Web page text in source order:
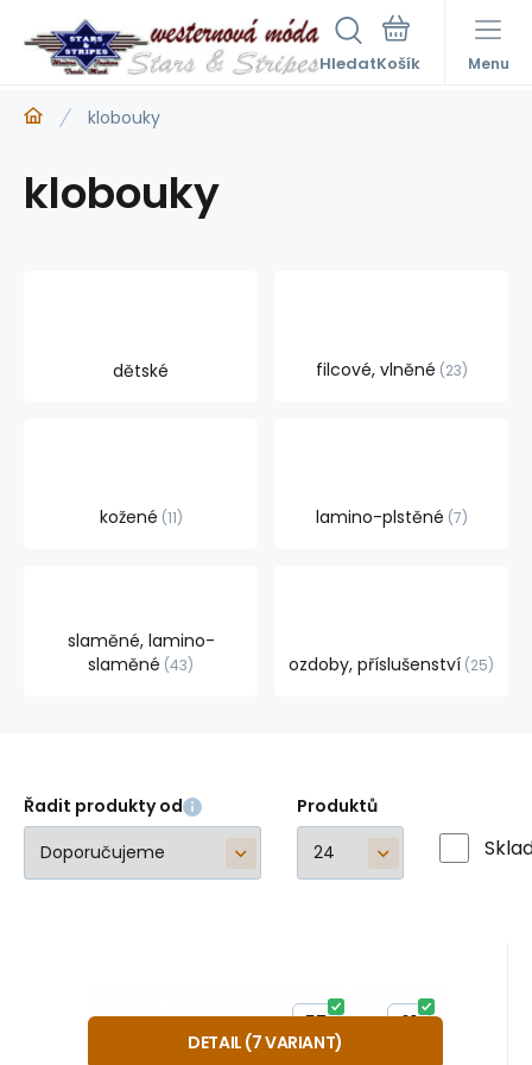
Hledat Menu
klobouky
klobouky
dětské filcové, vlněné 23
kožené 11 lamino-plstěné 7
slaměné, lamino-
slaměné 43 ozdoby, příslušenství 25
Řadit produkty od Produktů
klobouk CATTLEMAN
A20251
Záruka24 měsíců
od1 079Kč
2 ks
56
58 60 55 57 59
61
DETAIL (7VARIANT)
Stylový westernový klobouk vhodný i k